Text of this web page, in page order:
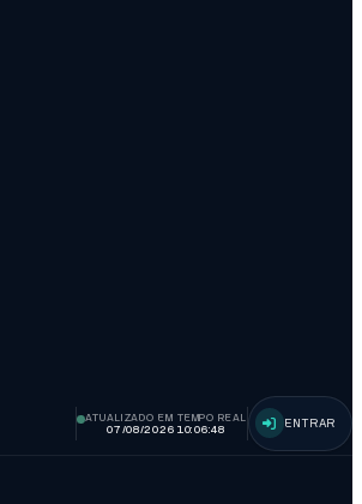
ATUALIZADO EM TEMPO REAL
07/08/2026 10:06:49
ENTRAR